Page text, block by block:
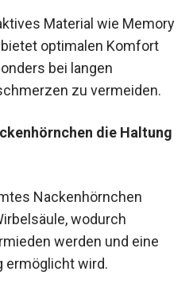
Material wie Memory
optimalen Komfort
bei langen
zu vermeiden.
die Haltung
Nackenhörnchen
wodurch
werden und eine
ermöglicht wird.